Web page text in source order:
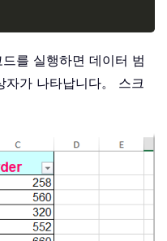
를 실행하면 데이터 범
가 나타납니다。 스크